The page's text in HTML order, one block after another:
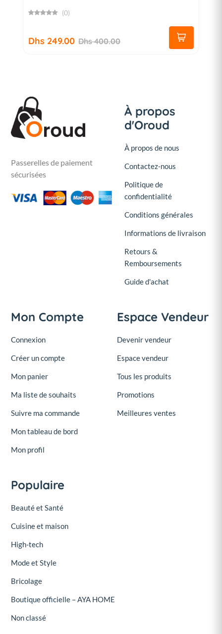
(0)
Dhs 249.00 Dhs 400.00
Passerelles de paiement
sécurisées
À propos
d'Oroud
À propos de nous
Contactez-nous
Politique de
confidentialité
Conditions générales
Informations de livraison
Retours &
Remboursements
Guide d'achat
Mon Compte
Connexion
Créer un compte
Mon panier
Ma liste de souhaits
Suivre ma commande
Mon tableau de bord
Mon profil
Espace Vendeur
Devenir vendeur
Espace vendeur
Tous les produits
Promotions
Meilleures ventes
Populaire
Beauté et Santé
Cuisine et maison
High-tech
Mode et Style
Bricolage
Boutique officielle – AYA HOME
Non classé